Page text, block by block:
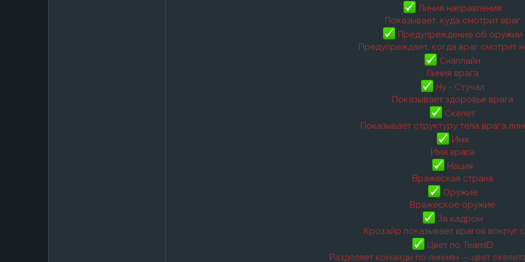
Линия направления
Показывает, куда смотрит враг
Предупреждение об оружии
Предупреждает, когда враг смотрит
Снаплайн
Линия врага
Ну - Стучал
Показывает здоровье врага
Скелет
Показывает структуру тела врага
Имя
Имя врага
Нация
Вражеская страна
Оружие
Вражеское оружие
За кадром
Крозэйр показывает врагов вокруг
Цвет по TeamID
Разделяет команды по линиям — цвет